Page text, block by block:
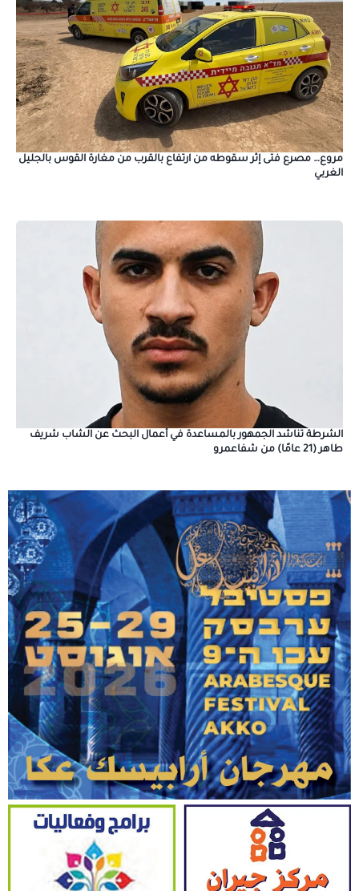
مروع… مصرع فتى إثر سقوطه من ارتفاع بالقرب من مغارة القوس بالجليل
الغربي
الشرطة تناشد الجمهور بالمساعدة في أعمال البحث عن الشاب شريف
طاهر (21 عامًا) من شفاعمرو